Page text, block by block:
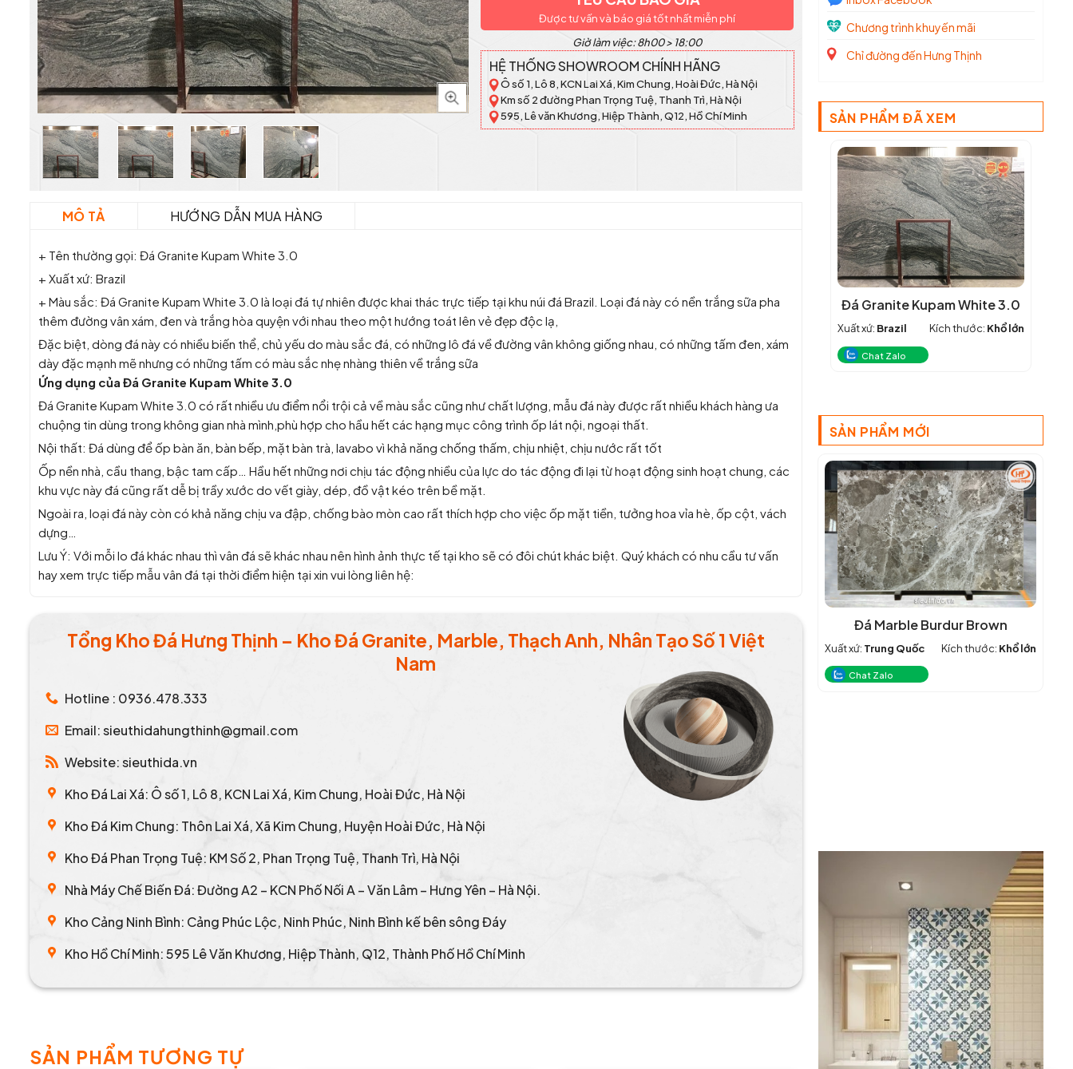
Chương trình khuyến mãi
Chỉ đường đến Hưng Thịnh
SẢN PHẨM ĐÃ XEM
Đá Granite Kupam White 3.0
Xuất xứ: Brazil Kích thước: Khổ lớn
Chat Zalo
SẢN PHẨM MỚI
Đá Marble Burdur Brown
Xuất xứ: Trung Quốc Kích thước: Khổ lớn
Chat Zalo
Được tư vấn và báo giá tốt nhất miễn phí
Giờ làm việc: 8h00 > 18:00
HỆ THỐNG SHOWROOM CHÍNH HÃNG
Ô số 1, Lô 8, KCN Lai Xá, Kim Chung, Hoài Đức, Hà Nội
Km số 2 đường Phan Trọng Tuệ, Thanh Trì, Hà Nội
595, Lê văn Khương, Hiệp Thành, Q12, Hồ Chí Minh
MÔ TẢ HƯỚNG DẪN MUA HÀNG
+ Tên thường gọi: Đá Granite Kupam White 3.0
+ Xuất xứ: Brazil
+ Màu sắc: Đá Granite Kupam White 3.0 là loại đá tự nhiên được khai thác trực tiếp tại khu núi đá Brazil. Loại đá này có nền trắng sữa pha
thêm đường vân xám, đen và trắng hòa quyện với nhau theo một hướng toát lên vẻ đẹp độc lạ,
Đặc biệt, dòng đá này có nhiều biến thể, chủ yếu do màu sắc đá, có những lô đá về đường vân không giống nhau, có những tấm đen, xám
dày đặc mạnh mẽ nhưng có những tấm có màu sắc nhẹ nhàng thiên về trắng sữa
Ứng dụng của Đá Granite Kupam White 3.0
Đá Granite Kupam White 3.0 có rất nhiều ưu điểm nổi trội cả về màu sắc cũng như chất lượng, mẫu đá này được rất nhiều khách hàng ưa
chuộng tin dùng trong không gian nhà mình,phù hợp cho hầu hết các hạng mục công trình ốp lát nội, ngoại thất.
Nội thất: Đá dùng để ốp bàn ăn, bàn bếp, mặt bàn trà, lavabo vì khả năng chống thấm, chịu nhiệt, chịu nước rất tốt
Ốp nền nhà, cầu thang, bậc tam cấp… Hầu hết những nơi chịu tác động nhiều của lực do tác động đi lại từ hoạt động sinh hoạt chung, các
khu vực này đá cũng rất dễ bị trầy xước do vết giày, dép, đồ vật kéo trên bề mặt.
Ngoài ra, loại đá này còn có khả năng chịu va đập, chống bào mòn cao rất thích hợp cho việc ốp mặt tiền, tưởng hoa vỉa hè, ốp cột, vách
dựng…
Lưu Ý: Với mỗi lo đá khác nhau thì vân đá sẽ khác nhau nên hình ảnh thực tế tại kho sẽ có đôi chút khác biệt. Quý khách có nhu cầu tư vấn
hay xem trực tiếp mẫu vân đá tại thời điểm hiện tại xin vui lòng liên hệ:
Tổng Kho Đá Hưng Thịnh – Kho Đá Granite, Marble, Thạch Anh, Nhân Tạo Số 1 Việt
Nam
Hotline : 0936.478.333
Email: sieuthidahungthinh@gmail.com
Website: sieuthida.vn
Kho Đá Lai Xá: Ô số 1, Lô 8, KCN Lai Xá, Kim Chung, Hoài Đức, Hà Nội
Kho Đá Kim Chung: Thôn Lai Xá, Xã Kim Chung, Huyện Hoài Đức, Hà Nội
Kho Đá Phan Trọng Tuệ: KM Số 2, Phan Trọng Tuệ, Thanh Trì, Hà Nội
Nhà Máy Chế Biến Đá: Đường A2 – KCN Phố Nối A – Văn Lâm – Hưng Yên – Hà Nội.
Kho Cảng Ninh Bình: Cảng Phúc Lộc, Ninh Phúc, Ninh Bình kế bên sông Đáy
Kho Hồ Chí Minh: 595 Lê Văn Khương, Hiệp Thành, Q12, Thành Phố Hồ Chí Minh
SẢN PHẨM TƯƠNG TỰ